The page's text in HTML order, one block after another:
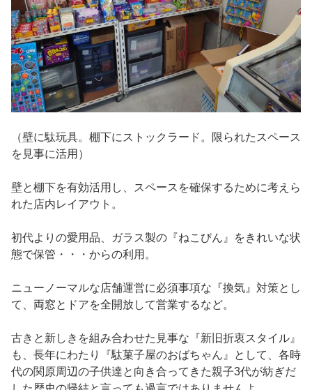
（壁に駄玩具。棚下にストックラード。限られたスペース
を見事に活用）
壁と棚下を有効活用し、スペースを確保するために考えら
れた店内レイアウト。
初代よりの愛用品、ガラス製の『ねこびん』をきれいな状
態で保管・・・からの利用。
ニューノーマルな店舗運営に必須事項な『換気』対策とし
て、両窓とドアを全開放して営業するなど。
古きと新しきを組み合わせた見事な『新旧折衷スタイル』
も、長年にわたり『駄菓子屋のおばちゃん』として、各時
代の関原周辺の子供達と向き合ってきた親子3代が紡ぎだ